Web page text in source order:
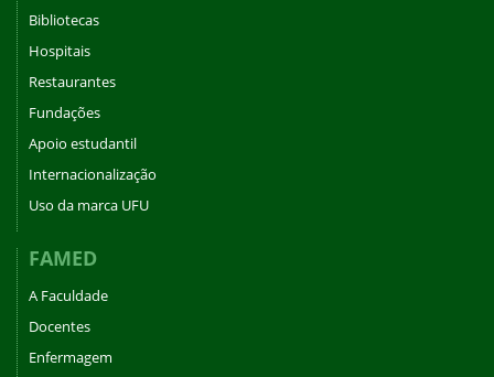
Bibliotecas
Hospitais
Restaurantes
Fundações
Apoio estudantil
Internacionalização
Uso da marca UFU
FAMED
A Faculdade
Docentes
Enfermagem